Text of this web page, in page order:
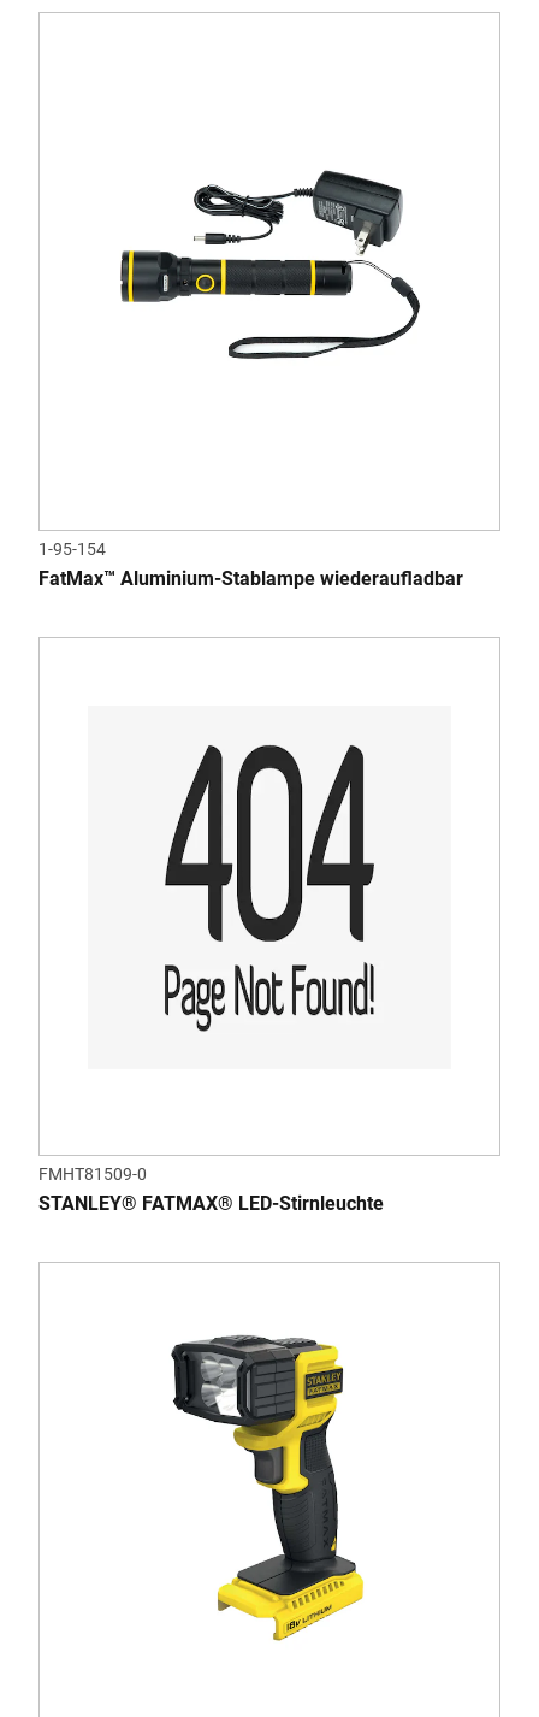
1-95-154
FatMax™ Aluminium-Stablampe wiederaufladbar
FMHT81509-0
STANLEY® FATMAX® LED-Stirnleuchte